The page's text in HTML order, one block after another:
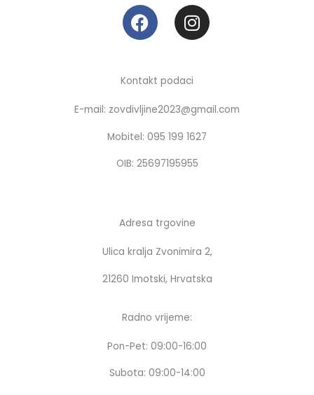
F
a
c
b
o
o
k
I
n
s
a
g
r
a
m
Kontakt podaci
E-mail: zovdivljine2023@gmail.com
Mobitel: 095 199 1627
OIB: 25697195955
Adresa trgovine
Ulica kralja Zvonimira 2,
21260 Imotski, Hrvatska
Radno vrijeme:
Pon-Pet: 09:00-16:00
Subota: 09:00-14:00